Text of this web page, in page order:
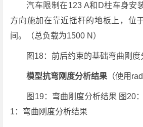
汽车限制在123 A和D柱车身安
方向施加在靠近摇杆的地板上，位
间。（总负载为1500 N）
图18：前后约束的基础弯曲刚度
模型抗弯刚度分析结果 （使用
图19：弯曲刚度分析结果 图20
1：弯曲刚度分析结果